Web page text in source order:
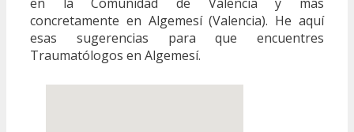
concretamente en Algemesí (Valencia). He aquí
esas sugerencias para que encuentres
Traumatólogos en Algemesí.